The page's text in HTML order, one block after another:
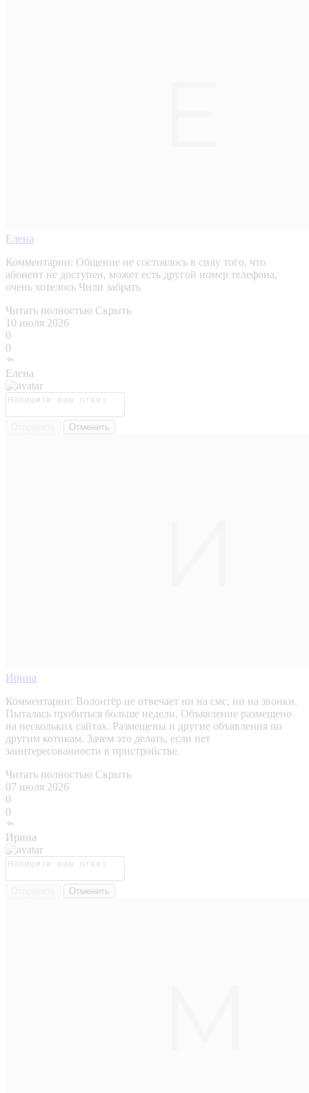
Елена
Комментарии: Общение не состоялось в силу того, что
абонент не доступен, может есть другой номер телефона,
очень хотелось Чили забрать
Читать полностью Скрыть
10 июля 2026
0
0
Елена
Отменить
Ирина
Комментарии: Волонтёр не отвечает ни на смс, ни на звонки.
Пыталась пробиться больше недели. Объявление размещено
на нескольких сайтах. Размещены и другие объявления по
другим котикам. Зачем это делать, если нет
заинтересованности в пристройстве.
Читать полностью Скрыть
07 июля 2026
0
0
Ирина
Отменить